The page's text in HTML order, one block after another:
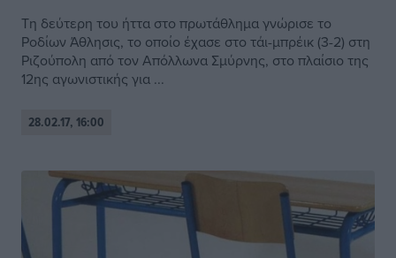
Τη δεύτερη του ήττα στο πρωτάθλημα γνώρισε το
Ροδίων Άθλησις, το οποίο έχασε στο τάι-μπρέικ (3-2) στη
Ριζούπολη από τον Απόλλωνα Σμύρνης, στο πλαίσιο της
12ης αγωνιστικής για ...
28.02.17, 16:00